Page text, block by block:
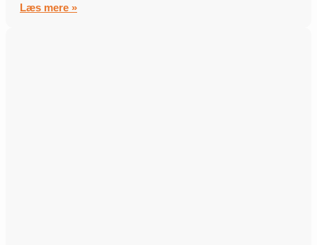
Læs mere »